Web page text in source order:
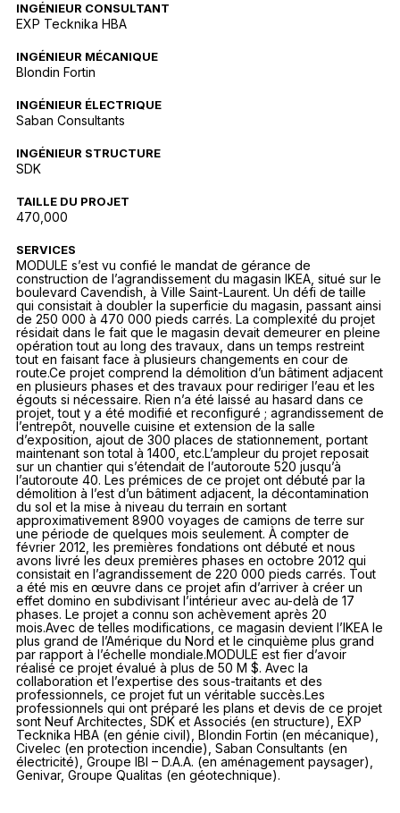
INGÉNIEUR CONSULTANT
EXP Tecknika HBA
INGÉNIEUR MÉCANIQUE
Blondin Fortin
INGÉNIEUR ÉLECTRIQUE
Saban Consultants
INGÉNIEUR STRUCTURE
SDK
TAILLE DU PROJET
470,000
SERVICES
MODULE s’est vu confié le mandat de gérance de
construction de l’agrandissement du magasin IKEA, situé sur le
boulevard Cavendish, à Ville Saint-Laurent. Un défi de taille
qui consistait à doubler la superficie du magasin, passant ainsi
de 250 000 à 470 000 pieds carrés. La complexité du projet
résidait dans le fait que le magasin devait demeurer en pleine
opération tout au long des travaux, dans un temps restreint
tout en faisant face à plusieurs changements en cour de
route.Ce projet comprend la démolition d’un bâtiment adjacent
en plusieurs phases et des travaux pour rediriger l’eau et les
égouts si nécessaire. Rien n’a été laissé au hasard dans ce
projet, tout y a été modifié et reconfiguré ; agrandissement de
l’entrepôt, nouvelle cuisine et extension de la salle
d’exposition, ajout de 300 places de stationnement, portant
maintenant son total à 1400, etc.L’ampleur du projet reposait
sur un chantier qui s’étendait de l’autoroute 520 jusqu’à
l’autoroute 40. Les prémices de ce projet ont débuté par la
démolition à l’est d’un bâtiment adjacent, la décontamination
du sol et la mise à niveau du terrain en sortant
approximativement 8900 voyages de camions de terre sur
une période de quelques mois seulement. À compter de
février 2012, les premières fondations ont débuté et nous
avons livré les deux premières phases en octobre 2012 qui
consistait en l’agrandissement de 220 000 pieds carrés. Tout
a été mis en œuvre dans ce projet afin d’arriver à créer un
effet domino en subdivisant l’intérieur avec au-delà de 17
phases. Le projet a connu son achèvement après 20
mois.Avec de telles modifications, ce magasin devient l’IKEA le
plus grand de l’Amérique du Nord et le cinquième plus grand
par rapport à l’échelle mondiale.MODULE est fier d’avoir
réalisé ce projet évalué à plus de 50 M $. Avec la
collaboration et l’expertise des sous-traitants et des
professionnels, ce projet fut un véritable succès.Les
professionnels qui ont préparé les plans et devis de ce projet
sont Neuf Architectes, SDK et Associés (en structure), EXP
Tecknika HBA (en génie civil), Blondin Fortin (en mécanique),
Civelec (en protection incendie), Saban Consultants (en
électricité), Groupe IBI – D.A.A. (en aménagement paysager),
Genivar, Groupe Qualitas (en géotechnique).